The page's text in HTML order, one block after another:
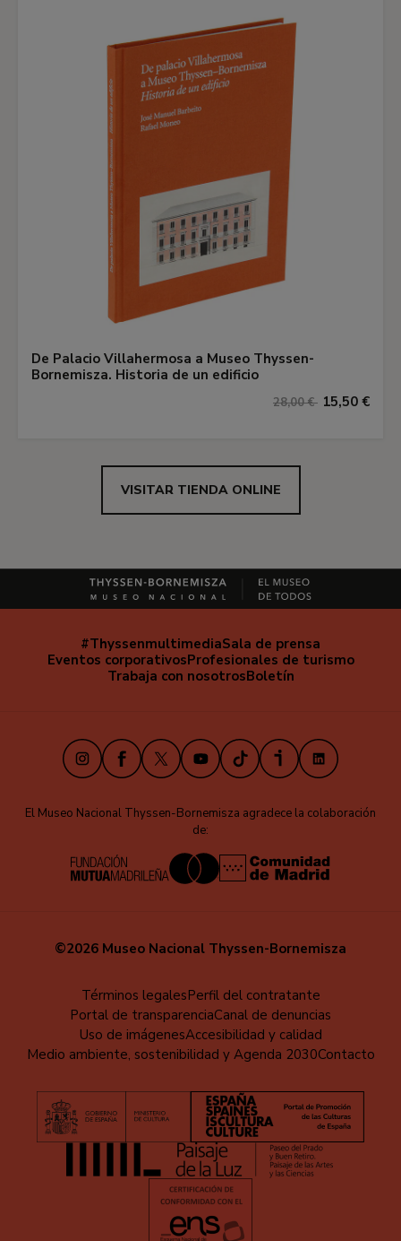
De Palacio Villahermosa a Museo Thyssen-
Bornemisza. Historia de un edificio
28,00 € 15,50 €
VISITAR TIENDA ONLINE
Navegación
secundaria
#ThyssenmultimediaSala de prensa
Eventos corporativosProfesionales de turismo
Trabaja con nosotrosBoletín
InstagramFacebook
X YoutubeTikTokiVooxLinkedIn
El Museo Nacional Thyssen-Bornemisza agradece la colaboración
de:
©2026 Museo Nacional Thyssen-Bornemisza
pie
Términos legalesPerfil del contratante
Portal de transparenciaCanal de denuncias
Uso de imágenesAccesibilidad y calidad
Medio ambiente, sostenibilidad y Agenda 2030Contacto